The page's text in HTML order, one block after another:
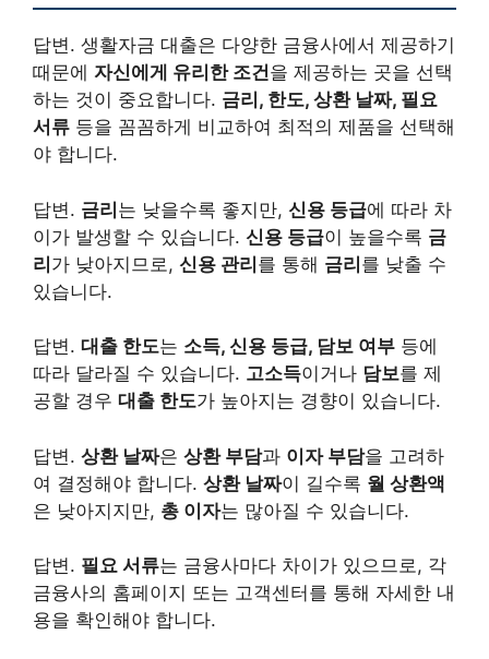
답변. 생활자금 대출은 다양한 금융사에서 제공하기
때문에 자신에게 유리한 조건을 제공하는 곳을 선택
하는 것이 중요합니다. 금리, 한도, 상환 날짜, 필요
서류 등을 꼼꼼하게 비교하여 최적의 제품을 선택해
야 합니다.
답변. 금리는 낮을수록 좋지만, 신용 등급에 따라 차
이가 발생할 수 있습니다. 신용 등급이 높을수록 금
리가 낮아지므로, 신용 관리를 통해 금리를 낮출 수
있습니다.
답변. 대출 한도는 소득, 신용 등급, 담보 여부 등에
따라 달라질 수 있습니다. 고소득이거나 담보를 제
공할 경우 대출 한도가 높아지는 경향이 있습니다.
답변. 상환 날짜은 상환 부담과 이자 부담을 고려하
여 결정해야 합니다. 상환 날짜이 길수록 월 상환액
은 낮아지지만, 총 이자는 많아질 수 있습니다.
답변. 필요 서류는 금융사마다 차이가 있으므로, 각
금융사의 홈페이지 또는 고객센터를 통해 자세한 내
용을 확인해야 합니다.